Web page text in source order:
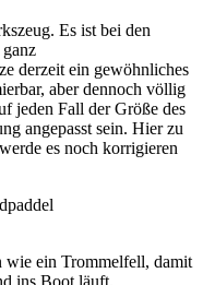
Es ist bei den
derzeit ein gewöhnliches
aber dennoch völlig
jeden Fall der Größe des
angepasst sein. Hier zu
es noch korrigieren
wie ein Trommelfell, damit